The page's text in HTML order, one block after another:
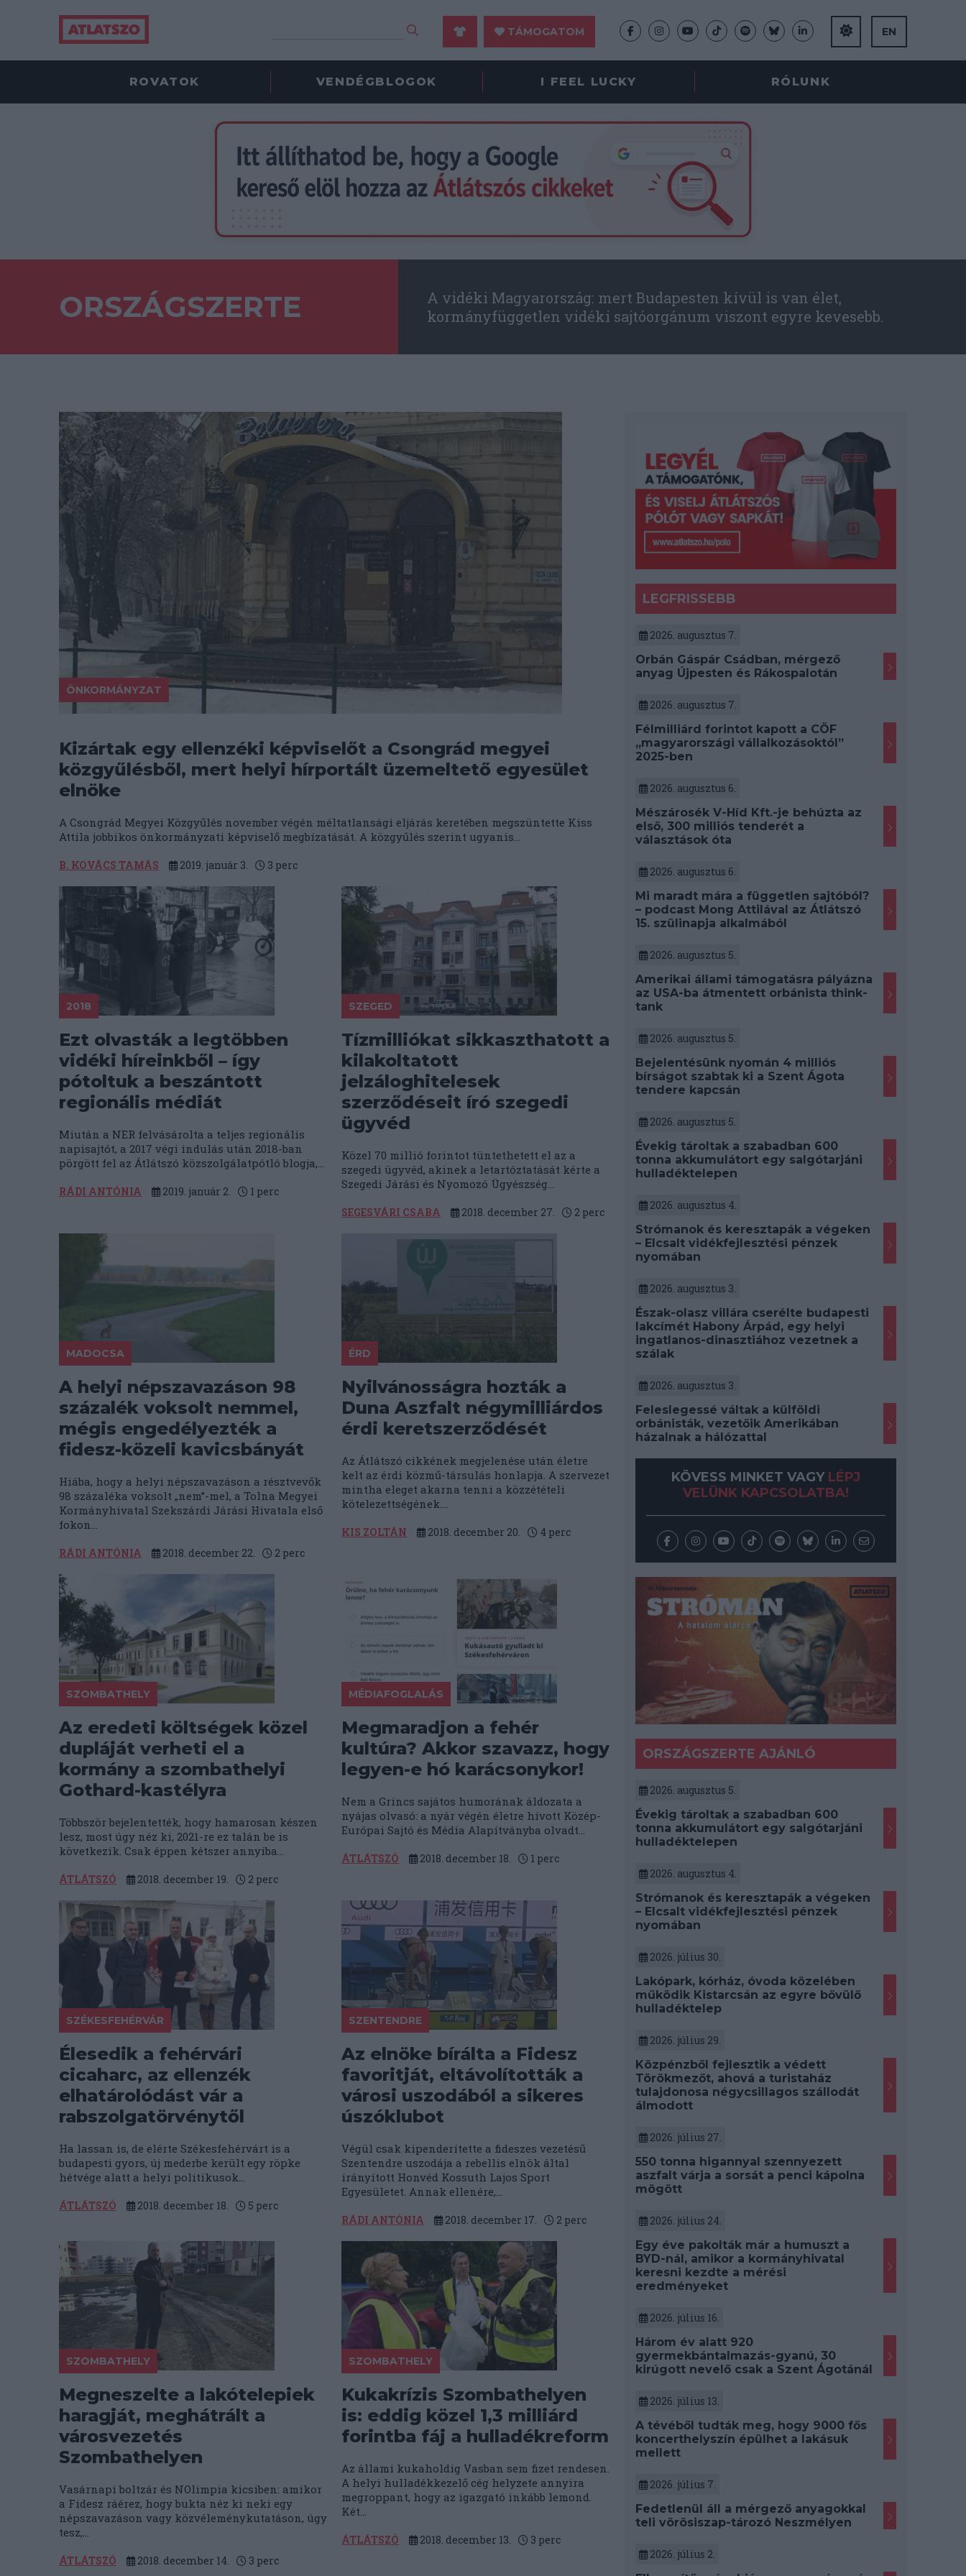
TÁMOGATOM EN
ROVATOK VENDÉGBLOGOK I FEEL LUCKY RÓLUNK
ORSZÁGSZERTE
A vidéki Magyarország: mert Budapesten kívül is van élet,
kormányfüggetlen vidéki sajtóorgánum viszont egyre kevesebb.
ÖNKORMÁNYZAT
Kizártak egy ellenzéki képviselőt a Csongrád megyei
közgyűlésből, mert helyi hírportált üzemeltető egyesület
elnöke
A Csongrád Megyei Közgyűlés november végén méltatlansági eljárás keretében megszüntette Kiss
Attila jobbikos önkormányzati képviselő megbízatását. A közgyűlés szerint ugyanis...
B. KOVÁCS TAMÁS 2019. január 3. 3 perc
2018
Ezt olvasták a legtöbben
vidéki híreinkből – így
pótoltuk a beszántott
regionális médiát
Miután a NER felvásárolta a teljes regionális
napisajtót, a 2017 végi indulás után 2018-ban
pörgött fel az Átlátszó közszolgálatpótló blogja,...
RÁDI ANTÓNIA 2019. január 2. 1 perc
SZEGED
Tízmilliókat sikkaszthatott a
kilakoltatott
jelzáloghitelesek
szerződéseit író szegedi
ügyvéd
Közel 70 millió forintot tüntethetett el az a
szegedi ügyvéd, akinek a letartóztatását kérte a
Szegedi Járási és Nyomozó Ügyészség...
SEGESVÁRI CSABA 2018. december 27. 2 perc
MADOCSA
A helyi népszavazáson 98
százalék voksolt nemmel,
mégis engedélyezték a
fidesz-közeli kavicsbányát
Hiába, hogy a helyi népszavazáson a résztvevők
98 százaléka voksolt „nem”-mel, a Tolna Megyei
Kormányhivatal Szekszárdi Járási Hivatala első
fokon...
RÁDI ANTÓNIA 2018. december 22. 2 perc
ÉRD
Nyilvánosságra hozták a
Duna Aszfalt négymilliárdos
érdi keretszerződését
Az Átlátszó cikkének megjelenése után életre
kelt az érdi közmű-társulás honlapja. A szervezet
mintha eleget akarna tenni a közzétételi
kötelezettségének....
KIS ZOLTÁN 2018. december 20. 4 perc
SZOMBATHELY
Az eredeti költségek közel
dupláját verheti el a
kormány a szombathelyi
Gothard-kastélyra
Többször bejelentették, hogy hamarosan készen
lesz, most úgy néz ki, 2021-re ez talán be is
következik. Csak éppen kétszer annyiba...
ÁTLÁTSZÓ 2018. december 19. 2 perc
MÉDIAFOGLALÁS
Megmaradjon a fehér
kultúra? Akkor szavazz, hogy
legyen-e hó karácsonykor!
Nem a Grincs sajátos humorának áldozata a
nyájas olvasó: a nyár végén életre hívott Közép-
Európai Sajtó és Média Alapítványba olvadt...
ÁTLÁTSZÓ 2018. december 18. 1 perc
SZÉKESFEHÉRVÁR
Élesedik a fehérvári
cicaharc, az ellenzék
elhatárolódást vár a
rabszolgatörvénytől
Ha lassan is, de elérte Székesfehérvárt is a
budapesti gyors, új mederbe került egy röpke
hétvége alatt a helyi politikusok...
ÁTLÁTSZÓ 2018. december 18. 5 perc
SZENTENDRE
Az elnöke bírálta a Fidesz
favoritját, eltávolították a
városi uszodából a sikeres
úszóklubot
Végül csak kipenderítette a fideszes vezetésű
Szentendre uszodája a rebellis elnök által
irányított Honvéd Kossuth Lajos Sport
Egyesületet. Annak ellenére,...
RÁDI ANTÓNIA 2018. december 17. 2 perc
SZOMBATHELY
Megneszelte a lakótelepiek
haragját, meghátrált a
városvezetés
Szombathelyen
Vasárnapi boltzár és NOlimpia kicsiben: amikor
a Fidesz ráérez, hogy bukta néz ki neki egy
népszavazáson vagy közvéleménykutatáson, úgy
tesz,...
ÁTLÁTSZÓ 2018. december 14. 3 perc
SZOMBATHELY
Kukakrízis Szombathelyen
is: eddig közel 1,3 milliárd
forintba fáj a hulladékreform
Az állami kukaholdig Vasban sem fizet rendesen.
A helyi hulladékkezelő cég helyzete annyira
megroppant, hogy az igazgató inkább lemond.
Két...
ÁTLÁTSZÓ 2018. december 13. 3 perc
LEGFRISSEBB
2026. augusztus 7.
Orbán Gáspár Csádban, mérgező
anyag Újpesten és Rákospalotán
2026. augusztus 7.
Félmilliárd forintot kapott a CÖF
„magyarországi vállalkozásoktól”
2025-ben
2026. augusztus 6.
Mészárosék V-Híd Kft.-je behúzta az
első, 300 milliós tenderét a
választások óta
2026. augusztus 6.
Mi maradt mára a független sajtóból?
– podcast Mong Attilával az Átlátszó
15. szülinapja alkalmából
2026. augusztus 5.
Amerikai állami támogatásra pályázna
az USA-ba átmentett orbánista think-
tank
2026. augusztus 5.
Bejelentésünk nyomán 4 milliós
bírságot szabtak ki a Szent Ágota
tendere kapcsán
2026. augusztus 5.
Évekig tároltak a szabadban 600
tonna akkumulátort egy salgótarjáni
hulladéktelepen
2026. augusztus 4.
Strómanok és keresztapák a végeken
– Elcsalt vidékfejlesztési pénzek
nyomában
2026. augusztus 3.
Észak-olasz villára cserélte budapesti
lakcímét Habony Árpád, egy helyi
ingatlanos-dinasztiához vezetnek a
szálak
2026. augusztus 3.
Feleslegessé váltak a külföldi
orbánisták, vezetőik Amerikában
házalnak a hálózattal
KÖVESS MINKET VAGY LÉPJ
VELÜNK KAPCSOLATBA!
ORSZÁGSZERTE AJÁNLÓ
2026. augusztus 5.
Évekig tároltak a szabadban 600
tonna akkumulátort egy salgótarjáni
hulladéktelepen
2026. augusztus 4.
Strómanok és keresztapák a végeken
– Elcsalt vidékfejlesztési pénzek
nyomában
2026. július 30.
Lakópark, kórház, óvoda közelében
működik Kistarcsán az egyre bővülő
hulladéktelep
2026. július 29.
Közpénzből fejlesztik a védett
Törökmezőt, ahová a turistaház
tulajdonosa négycsillagos szállodát
álmodott
2026. július 27.
550 tonna higannyal szennyezett
aszfalt várja a sorsát a penci kápolna
mögött
2026. július 24.
Egy éve pakolták már a humuszt a
BYD-nál, amikor a kormányhivatal
keresni kezdte a mérési
eredményeket
2026. július 16.
Három év alatt 920
gyermekbántalmazás-gyanú, 30
kirúgott nevelő csak a Szent Ágotánál
2026. július 13.
A tévéből tudták meg, hogy 9000 fős
koncerthelyszín épülhet a lakásuk
mellett
2026. július 7.
Fedetlenül áll a mérgező anyagokkal
teli vörösiszap-tározó Neszmélyen
2026. július 2.